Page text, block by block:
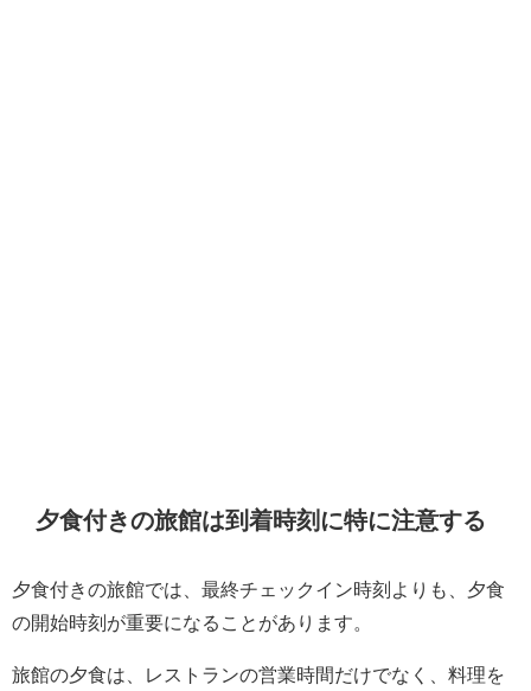
夕食付きの旅館は到着時刻に特に注意する
夕食付きの旅館では、最終チェックイン時刻よりも、夕食
の開始時刻が重要になることがあります。
旅館の夕食は、レストランの営業時間だけでなく、料理を